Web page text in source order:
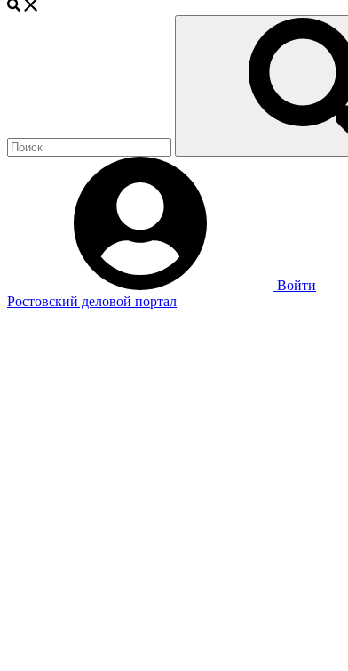
Войти
Ростовский деловой портал